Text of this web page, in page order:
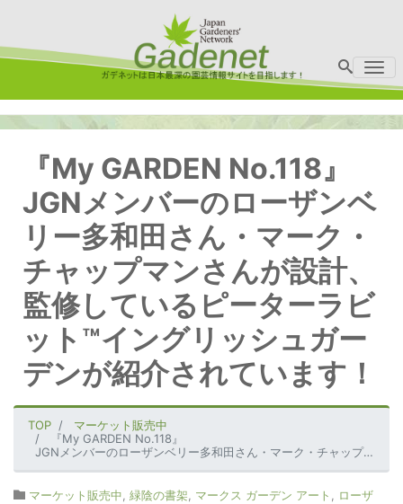
『My GARDEN No.118』
JGNメンバーのローザンベ
リー多和田さん・マーク・
チャップマンさんが設計、
監修しているピーターラビ
ット™イングリッシュガー
デンが紹介されています！
TOP
マーケット販売中
『My GARDEN No.118』
JGNメンバーのローザンベリー多和田さん・マーク・チャップマンさんが設計、監修しているピーターラビット™イングリッシュガーデンが紹介されています！
マーケット販売中 緑陰の書架 マークス ガーデン アート
ローザ